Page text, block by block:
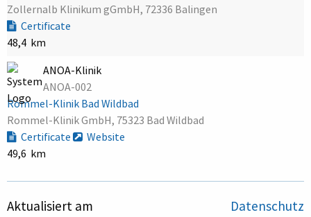
Zollernalb Klinikum gGmbH, 72336 Balingen
Certificate
48,4 km
ANOA-Klinik
ANOA-002
Rommel-Klinik Bad Wildbad
Rommel-Klinik GmbH, 75323 Bad Wildbad
Certificate
Website
49,6 km
Aktualisiert am
Datenschutz